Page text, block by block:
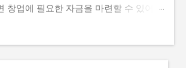
창업에 필요한 자금을 마련할 수 있어